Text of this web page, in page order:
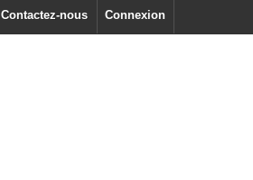
Connexion
Contactez-nous